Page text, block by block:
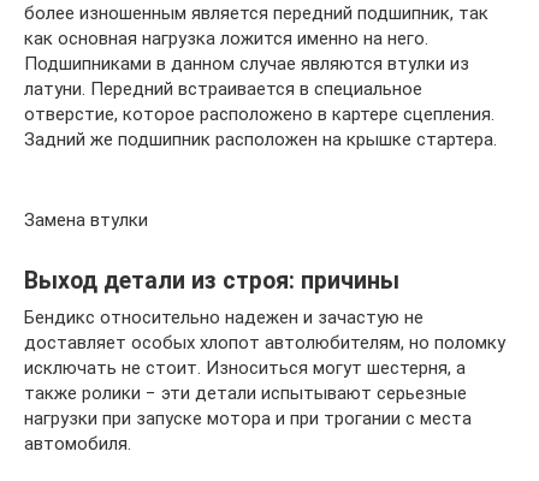
более изношенным является передний подшипник, так
как основная нагрузка ложится именно на него.
Подшипниками в данном случае являются втулки из
латуни. Передний встраивается в специальное
отверстие, которое расположено в картере сцепления.
Задний же подшипник расположен на крышке стартера.
Замена втулки
Выход детали из строя: причины
Бендикс относительно надежен и зачастую не
доставляет особых хлопот автолюбителям, но поломку
исключать не стоит. Износиться могут шестерня, а
также ролики − эти детали испытывают серьезные
нагрузки при запуске мотора и при трогании с места
автомобиля.